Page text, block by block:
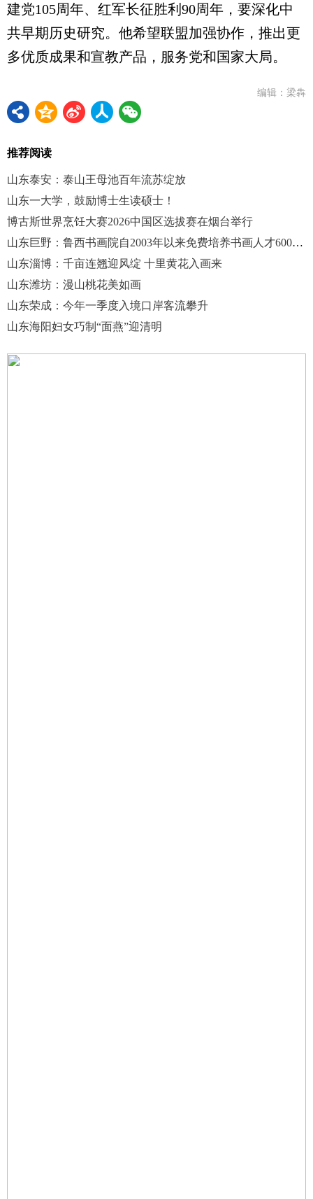
建党105周年、红军长征胜利90周年，要深化中
共早期历史研究。他希望联盟加强协作，推出更
多优质成果和宣教产品，服务党和国家大局。
编辑：梁犇
推荐阅读
山东泰安：泰山王母池百年流苏绽放
山东一大学，鼓励博士生读硕士！
博古斯世界烹饪大赛2026中国区选拔赛在烟台举行
山东巨野：鲁西书画院自2003年以来免费培养书画人才6000余人 包含200余名残疾人
山东淄博：千亩连翘迎风绽 十里黄花入画来
山东潍坊：漫山桃花美如画
山东荣成：今年一季度入境口岸客流攀升
山东海阳妇女巧制“面燕”迎清明